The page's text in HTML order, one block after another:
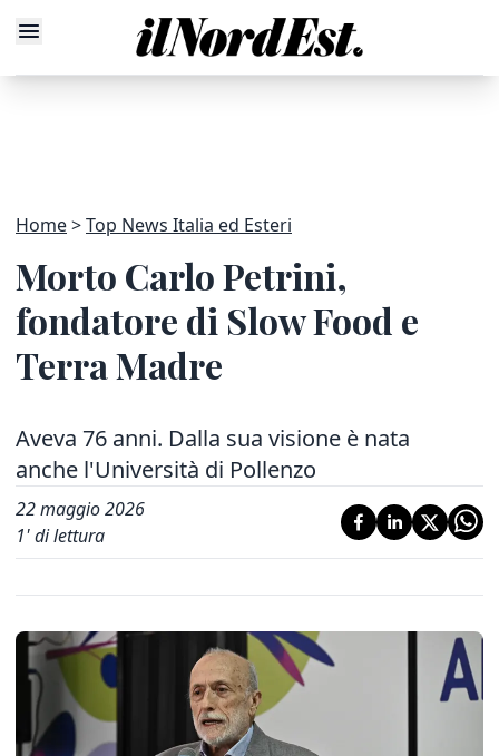
Home Top News Italia ed Esteri
Morto Carlo Petrini,
fondatore di Slow Food e
Terra Madre
Aveva 76 anni. Dalla sua visione è nata
anche l'Università di Pollenzo
22 maggio 2026
1' di lettura